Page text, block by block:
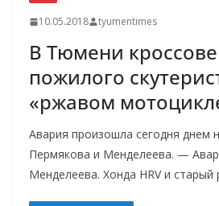
10.05.2018 tyumentimes
В Тюмени
пожилого
«ржавом
Авария произошла сегодня днем
Пермякова и Менделеева. —
Менделеева. Хонда HRV и